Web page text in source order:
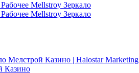
Mellstroy Зеркало
Mellstroy Зеркало
Мелстрой Казино | Halostar Marketing
Казино